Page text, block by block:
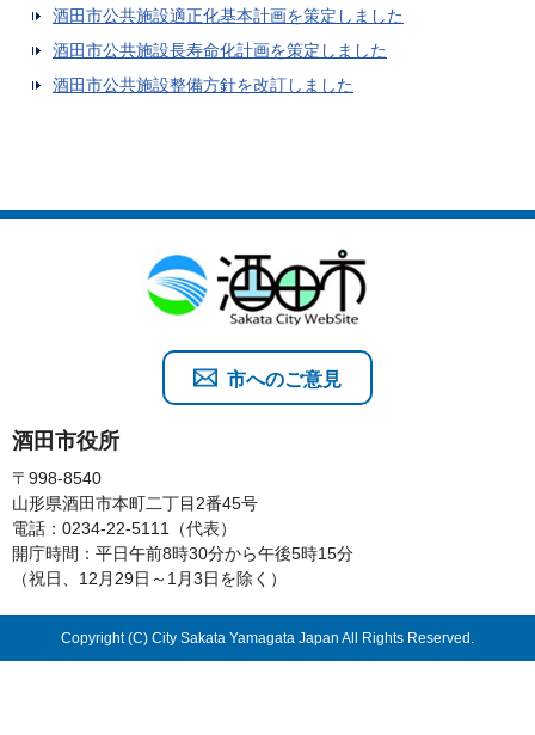
酒田市公共施設適正化基本計画を策定しました
酒田市公共施設長寿命化計画を策定しました
酒田市公共施設整備方針を改訂しました
酒田市役所
〒998-8540
山形県酒田市本町二丁目2番45号
電話：0234-22-5111（代表）
開庁時間：平日午前8時30分から午後5時15分
（祝日、12月29日～1月3日を除く）
市へのご意見
Copyright (C) City Sakata Yamagata Japan All Rights Reserved.